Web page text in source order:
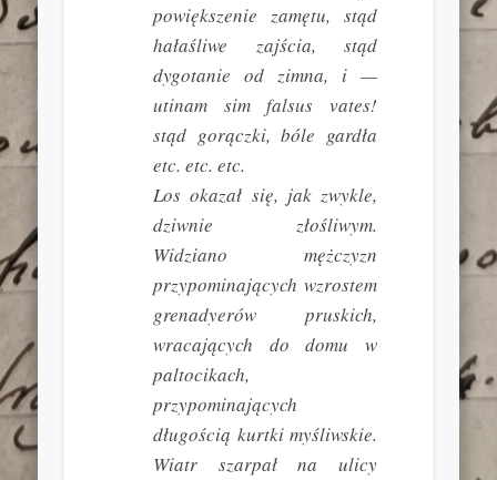
powiększenie zamętu, stąd
hałaśliwe zajścia, stąd
dygotanie od zimna, i —
utinam sim falsus vates!
stąd gorączki, bóle gardła
etc. etc. etc.
Los okazał się, jak zwykle,
dziwnie złośliwym.
Widziano mężczyzn
przypominających wzrostem
grenadyerów pruskich,
wracających do domu w
paltocikach,
przypominających
długością kurtki myśliwskie.
Wiatr szarpał na ulicy